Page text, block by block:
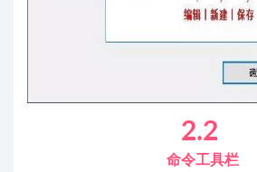
2.2
命令工具栏